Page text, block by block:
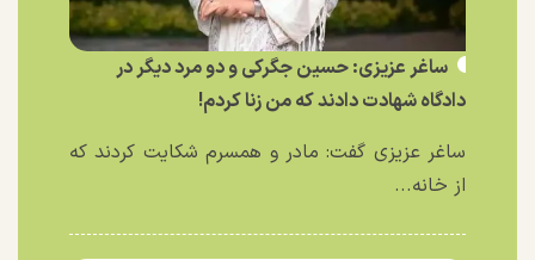
ساغر عزیزی: حسین جگرکی و دو مرد دیگر در
دادگاه شهادت دادند که من زنا کردم!
ساغر عزیزی گفت: مادر و همسرم شکایت کردند که
از خانه...